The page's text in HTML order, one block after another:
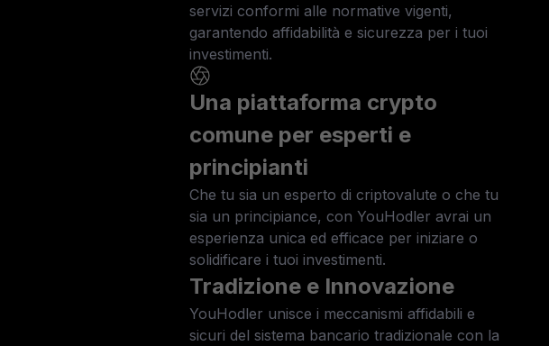
servizi conformi alle normative vigenti,
garantendo affidabilità e sicurezza per i tuoi
investimenti.
Una piattaforma crypto
comune per esperti e
principianti
Che tu sia un esperto di criptovalute o che tu
sia un principiance, con YouHodler avrai un
esperienza unica ed efficace per iniziare o
solidificare i tuoi investimenti.
Tradizione e Innovazione
YouHodler unisce i meccanismi affidabili e
sicuri del sistema bancario tradizionale con la